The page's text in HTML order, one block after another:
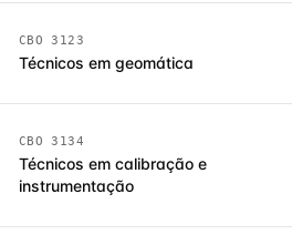
CBO 3123
Técnicos em geomática
CBO 3134
Técnicos em calibração e
instrumentação